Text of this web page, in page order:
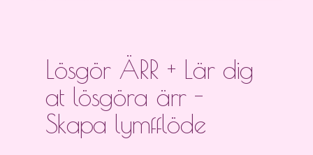
Lösgör ÄRR + Lär dig
at lösgöra ärr -
Skapa lymfflöde